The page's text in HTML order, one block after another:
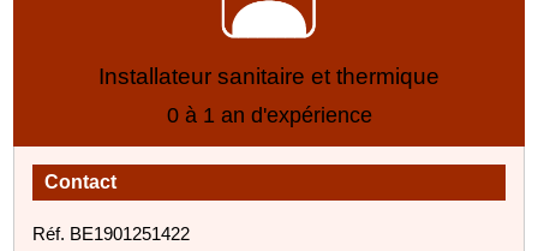
Installateur sanitaire et thermique
0 à 1 an d'expérience
Contact
Réf. BE1901251422